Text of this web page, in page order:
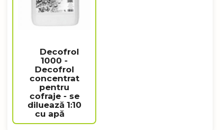
Decofrol
1000 -
Decofrol
concentrat
pentru
cofraje - se
diluează 1:10
cu apă